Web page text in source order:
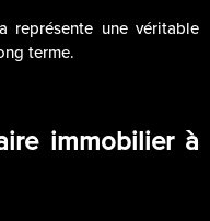
représente une véritable
terme.
immobilier à